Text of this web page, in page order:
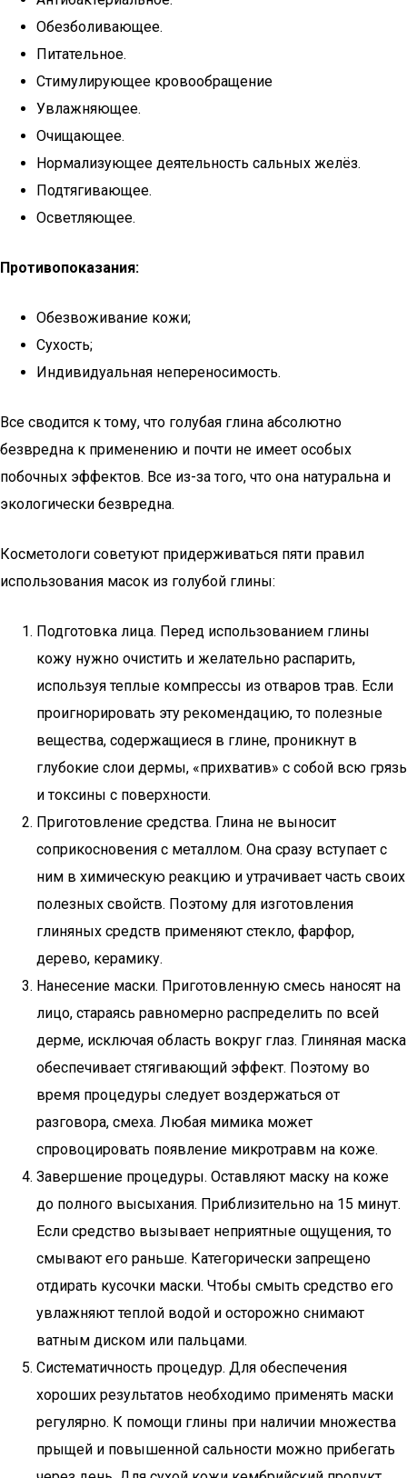
Обезболивающее.
Питательное.
Стимулирующее кровообращение
Увлажняющее.
Очищающее.
Нормализующее деятельность сальных желёз.
Подтягивающее.
Осветляющее.
Противопоказания:
Обезвоживание кожи;
Сухость;
Индивидуальная непереносимость.
Все сводится к тому, что голубая глина абсолютно
безвредна к применению и почти не имеет особых
побочных эффектов. Все из-за того, что она натуральна и
экологически безвредна.
Косметологи советуют придерживаться пяти правил
использования масок из голубой глины:
Подготовка лица. Перед использованием глины
кожу нужно очистить и желательно распарить,
используя теплые компрессы из отваров трав. Если
проигнорировать эту рекомендацию, то полезные
вещества, содержащиеся в глине, проникнут в
глубокие слои дермы, «прихватив» с собой всю грязь
и токсины с поверхности.
Приготовление средства. Глина не выносит
соприкосновения с металлом. Она сразу вступает с
ним в химическую реакцию и утрачивает часть своих
полезных свойств. Поэтому для изготовления
глиняных средств применяют стекло, фарфор,
дерево, керамику.
Нанесение маски. Приготовленную смесь наносят на
лицо, стараясь равномерно распределить по всей
дерме, исключая область вокруг глаз. Глиняная маска
обеспечивает стягивающий эффект. Поэтому во
время процедуры следует воздержаться от
разговора, смеха. Любая мимика может
спровоцировать появление микротравм на коже.
Завершение процедуры. Оставляют маску на коже
до полного высыхания. Приблизительно на 15 минут.
Если средство вызывает неприятные ощущения, то
смывают его раньше. Категорически запрещено
отдирать кусочки маски. Чтобы смыть средство его
увлажняют теплой водой и осторожно снимают
ватным диском или пальцами.
Систематичность процедур. Для обеспечения
хороших результатов необходимо применять маски
регулярно. К помощи глины при наличии множества
прыщей и повышенной сальности можно прибегать